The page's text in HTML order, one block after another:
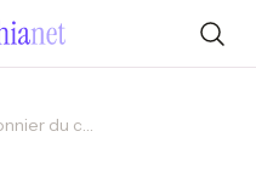
Sophia : SaaSOffice rachète le pionnier du contrôle d’accès 100% Cloud